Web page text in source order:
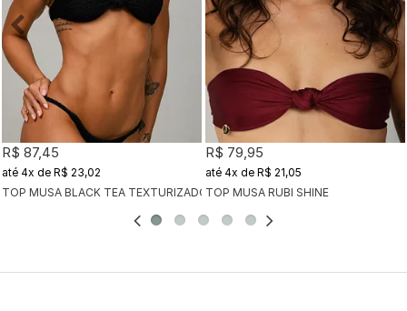
TOP MUSA BLACK TEA TEXTURIZADO
R$ 87,45
4x de R$ 23,02
TOP MUSA RUBI SHINE
R$ 79,95
4x de R$ 21,05